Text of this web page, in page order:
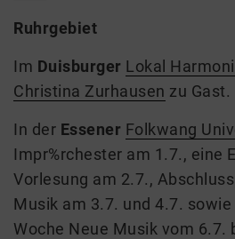
Ruhrgebiet
Im Duisburger Lokal
Christina Zurhausen zu Gast.
In der Essener Folkwang
Impr%rchester am 1.7., eine
Vorlesung am 2.7.,
Musik am 3.7. und 4.7. sowie
Woche Neue Musik vom 6.7.